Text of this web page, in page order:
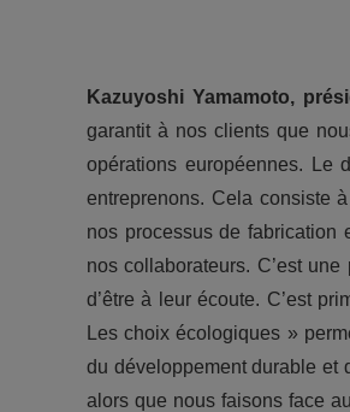
Kazuyoshi Yamamoto,
garantit à nos clients que
opérations européennes. Le
entreprenons. Cela consiste
nos processus de fabrication
nos collaborateurs. C’est
d’être à leur écoute. C’est
Les choix écologiques »
du développement durable et
alors que nous faisons face